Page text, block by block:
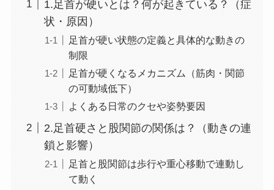
1.足首が硬いとは？何が起きている？（症
状・原因）
足首が硬い状態の定義と具体的な動きの
制限
足首が硬くなるメカニズム（筋肉・関節
の可動域低下）
よくある日常のクセや姿勢要因
2.足首硬さと股関節の関係は？（動きの連
鎖と影響）
足首と股関節は歩行や重心移動で連動し
て動く